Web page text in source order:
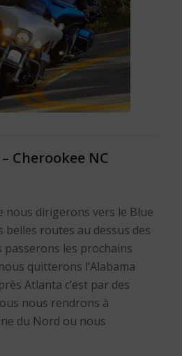
Cherookee NC
nous dirigerons vers le Blue
belles routes au dessus des
les prochains
quitterons l’Alabama
Atlanta c’est par des
nous rendrons à
du Nord ou nous